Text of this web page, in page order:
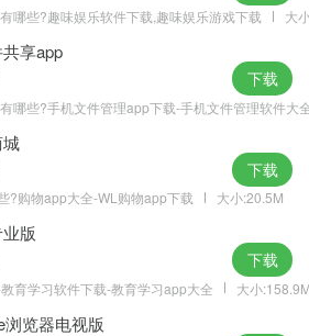
哪些?趣味娱乐软件下载,趣味娱乐游戏下载 大
享app
哪些?手机文件管理app下载-手机文件管理软件大
下载
?购物app大全-WL购物app下载 大小:20.5M
下载
版
育学习软件下载-教育学习app大全 大小
下载
浏览器电视版